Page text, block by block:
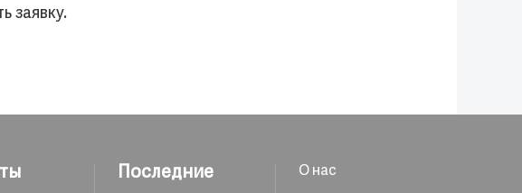
заявку.
Последние О нас